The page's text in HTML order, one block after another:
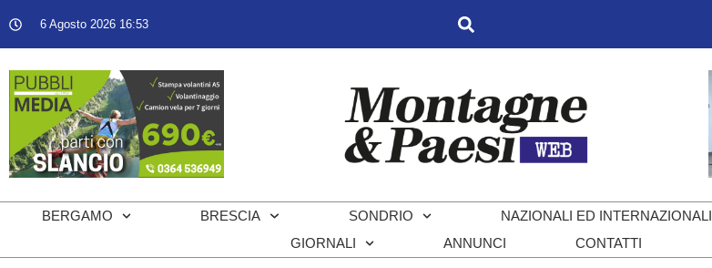
6 Agosto 2026 16:53
BERGAMO BRESCIA SONDRIO NAZIONALI ED INTERNAZIONALI
GIORNALI
ANNUNCI CONTATTI